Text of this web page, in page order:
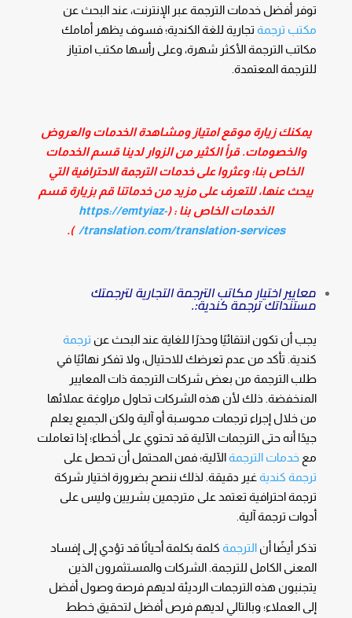
توفر أفضل خدمات الترجمة عبر الإنترنت، عند البحث عن
مكتب ترجمةتجارية للغة الكندية؛ فسوف يظهر أمامك
مكاتب الترجمة الأكثر شهرة، وعلى رأسها مكتب امتياز
للترجمة المعتمدة.
يمكنك زيارة موقع امتياز ومشاهدة الخدمات والعروض
والخصومات. قرأ الكثير من الزوار لدينا قسم الخدمات
الخاص بنا؛ وعثروا على خدمات الترجمة الاحترافية التي
يبحث عنها، للتعرف على مزيد من خدماتنا قم بزيارة قسم
الخدمات الخاص بنا : (https://emtyiaz-
translation.com/translation-services/
).
معايير اختيار مكاتب الترجمة التجارية لترجمتك
مستنداتك ترجمة كندية:.
يجب أن تكون انتقائيًا وحذرًا للغاية عند البحث عن ترجمة
كندية. تأكد من عدم تعرضك للاحتيال، ولا تفكر نهائيًا في
طلب الترجمة من بعض شركات الترجمة ذات المعايير
المنخفضة. ذلك لأن هذه الشركات تحاول مراوغة عملائها
من خلال إجراء ترجمات محوسبة أو آلية ولكن الجميع يعلم
جيدًا أنه حتى الترجمات الآلية قد تحتوي على أخطاء؛ إذا تعاملت
مع خدمات الترجمةالآلية؛ فمن المحتمل أن تحصل على
ترجمة كنديةغير دقيقة. لذلك ننصح بضرورة اختيار شركة
ترجمة احترافية تعتمد على مترجمين بشريين وليس على
أدوات ترجمة آلية.
تذكر أيضًا أن الترجمةكلمة بكلمة أحيانًا قد تؤدي إلى إفساد
المعنى الكامل للترجمة. الشركات والمستثمرون الذين
يتجنبون هذه الترجمات الرديئة لديهم فرصة وصول أفضل
إلى العملاء؛ وبالتالي لديهم فرص أفضل لتحقيق خطط